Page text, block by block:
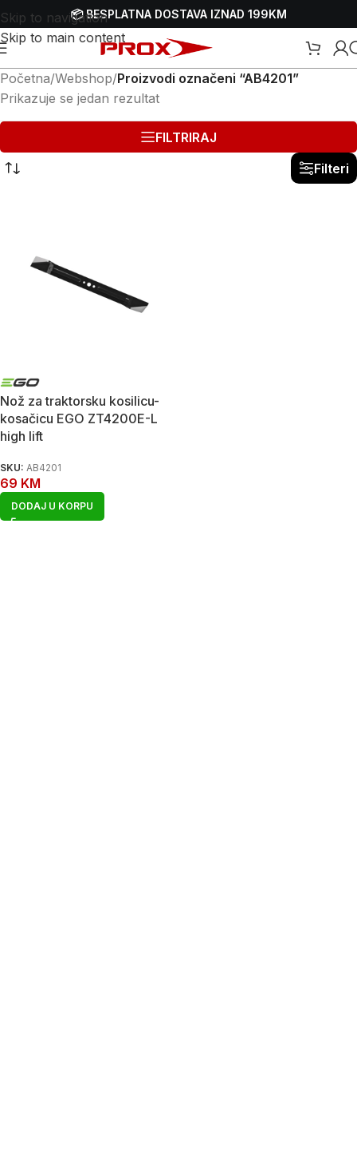
Skip to navigation
Skip to main content
📦 BESPLATNA DOSTAVA IZNAD 199KM
Početna/Webshop/Proizvodi označeni “AB4201”
Prikazuje se jedan rezultat
FILTRIRAJ
Filteri
Nož za traktorsku kosilicu-
kosačicu EGO ZT4200E-L
high lift
SKU: AB4201
69 KM
DODAJ U KORPU